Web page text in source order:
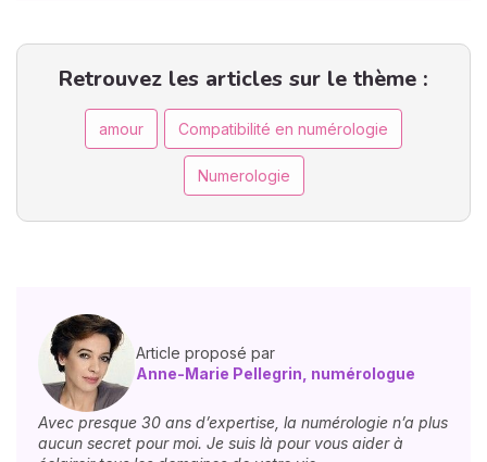
Retrouvez les articles sur le thème :
amour Compatibilité en numérologie
Numerologie
Article proposé par
Anne-Marie Pellegrin, numérologue
Avec presque 30 ans d’expertise, la numérologie n’a plus
aucun secret pour moi. Je suis là pour vous aider à